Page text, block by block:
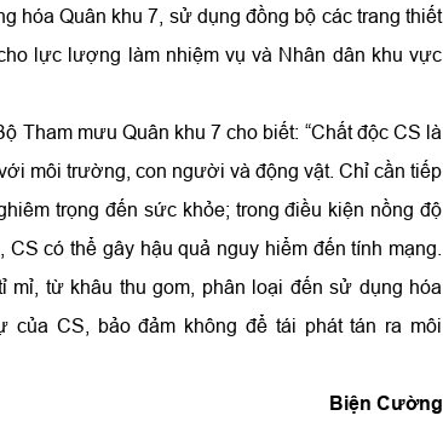
hóa Quân khu 7, sử dụng đồng bộ các trang thiết
lực lượng làm nhiệm vụ và Nhân dân khu vực
Tham mưu Quân khu 7 cho biết: “Chất độc CS là
môi trường, con người và động vật. Chỉ cần tiếp
trọng đến sức khỏe; trong điều kiện nồng độ
có thể gây hậu quả nguy hiểm đến tính mạng.
từ khâu thu gom, phân loại đến sử dụng hóa
của CS, bảo đảm không để tái phát tán ra môi
Biện Cường